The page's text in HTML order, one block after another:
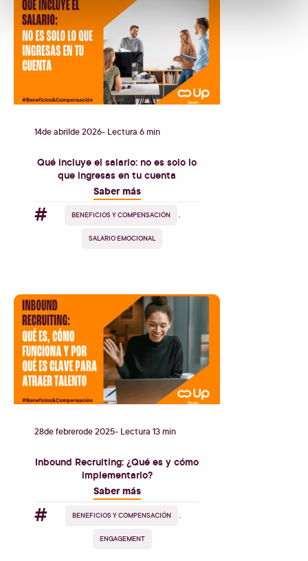
14deabrilde2026- Lectura 6 min
Qué incluye el salario: no es solo lo
que ingresas en tu cuenta
Saber más
# BENEFICIOS Y COMPENSACIÓN ,
SALARIO EMOCIONAL
28defebrerode2025- Lectura 13 min
Inbound Recruiting: ¿Qué es y cómo
implementarlo?
Saber más
# BENEFICIOS Y COMPENSACIÓN ,
ENGAGEMENT